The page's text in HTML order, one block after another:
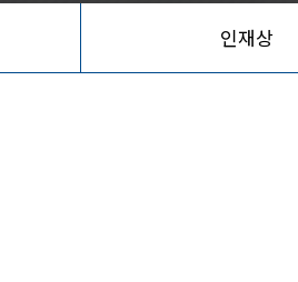
인재상